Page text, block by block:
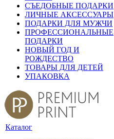
СЪЕДОБНЫЕ ПОДАРКИ
ЛИЧНЫЕ АКСЕССУАРЫ
ПОДАРКИ ДЛЯ МУЖЧИ
ПРОФЕССИОНАЛЬНЫЕ
ПОДАРКИ
НОВЫЙ ГОД И
РОЖДЕСТВО
ТОВАРЫ ДЛЯ ДЕТЕЙ
УПАКОВКА
Каталог